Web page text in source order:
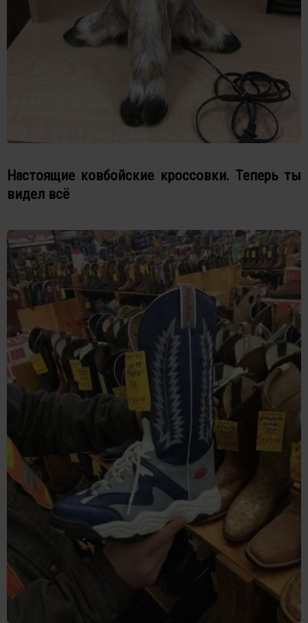
Настоящие ковбойские кроссовки. Теперь ты
видел всё